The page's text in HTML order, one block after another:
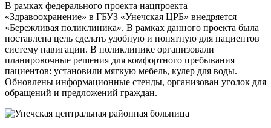
В рамках федерального проекта нацпроекта
«Здравоохранение» в ГБУЗ «Унечская ЦРБ» внедряется
«Бережливая поликлиника». В рамках данного проекта была
поставлена цель сделать удобную и понятную для пациентов
систему навигации. В поликлинике организовали
планировочные решения для комфортного пребывания
пациентов: установили мягкую мебель, кулер для воды.
Обновлены информационные стенды, организован уголок для
обращений и предложений граждан.